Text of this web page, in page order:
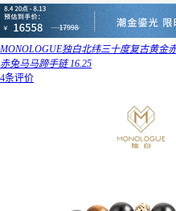
MONOLOGUE独白北纬三十度复古黄金
赤兔马马蹄手链 16.25
4条评价